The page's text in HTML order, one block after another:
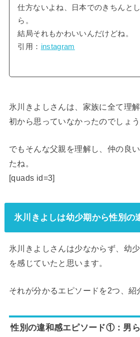
仕方ないよね、日本でのきちんと
ら。
結局それもかわいいんだけどね。
引用： instagram
氷川きよしさんは、家族に全て理
初から思っていなかったのでしょう
でもそんな父親を理解し、仲の良
たね。
[quads id=3]
氷川きよしは幼少期から性別の
氷川きよしさんは少なからず、幼
を感じていたと思います。
それが分かるエピソードを2つ、紹
性別の違和感エピソード①：男ら